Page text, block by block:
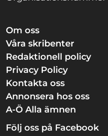
Om oss
Våra skribenter
Redaktionell policy
Privacy Policy
Kontakta oss
Annonsera hos oss
A-Ö Alla ämnen
Följ oss på Facebook